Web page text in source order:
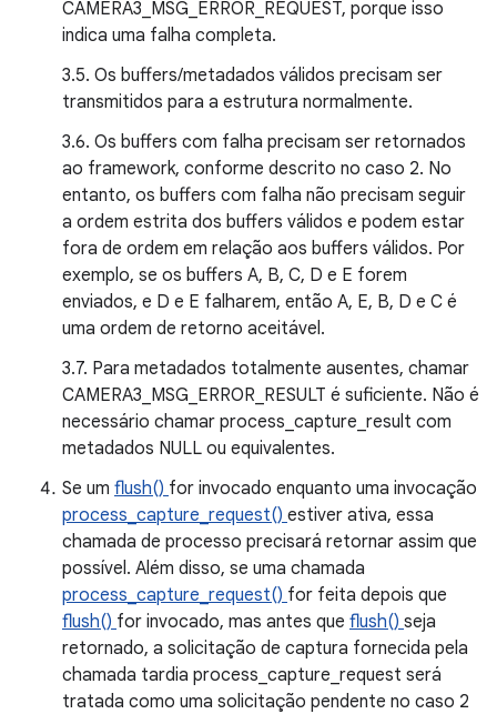
CAMERA3_MSG_ERROR_REQUEST, porque isso
indica uma falha completa.
3.5. Os buffers/metadados válidos precisam ser
transmitidos para a estrutura normalmente.
3.6. Os buffers com falha precisam ser retornados
ao framework, conforme descrito no caso 2. No
entanto, os buffers com falha não precisam seguir
a ordem estrita dos buffers válidos e podem estar
fora de ordem em relação aos buffers válidos. Por
exemplo, se os buffers A, B, C, D e E forem
enviados, e D e E falharem, então A, E, B, D e C é
uma ordem de retorno aceitável.
3.7. Para metadados totalmente ausentes, chamar
CAMERA3_MSG_ERROR_RESULT é suficiente. Não é
necessário chamar process_capture_result com
metadados NULL ou equivalentes.
Se um flush() for invocado enquanto uma invocação
process_capture_request() estiver ativa, essa
chamada de processo precisará retornar assim que
possível. Além disso, se uma chamada
process_capture_request() for feita depois que
flush() for invocado, mas antes que flush() seja
retornado, a solicitação de captura fornecida pela
chamada tardia process_capture_request será
tratada como uma solicitação pendente no caso 2